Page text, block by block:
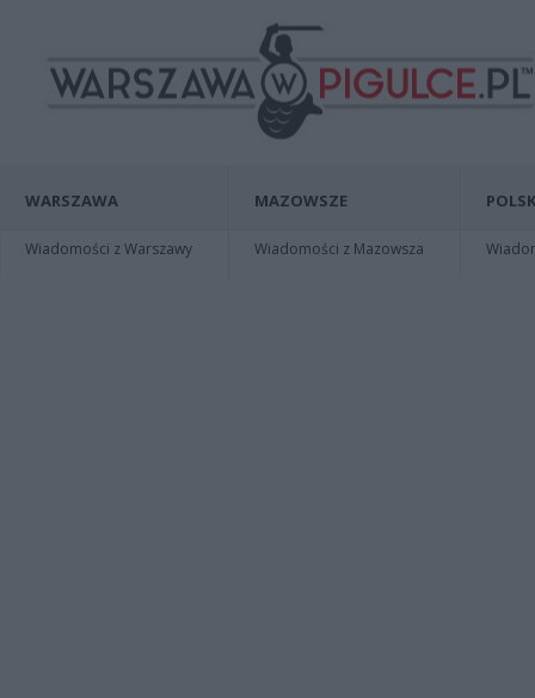
WARSZAWA
Wiadomości z Warszawy
MAZOWSZE
Wiadomości z Mazowsza